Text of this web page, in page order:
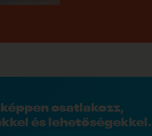
csatlakozz,
és lehetőségekkel.